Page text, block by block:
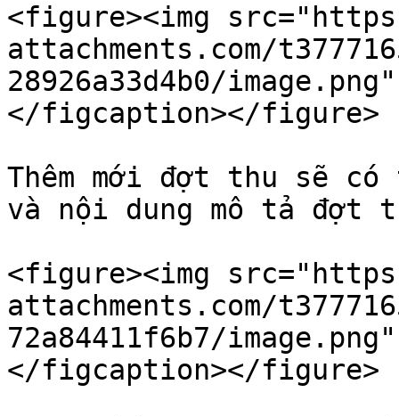
<figure><img
attachments.com/
28926a33d4b0/
</figcaption></figure>
Thêm mới đợt thu sẽ
và nội dung mô tả đợt
<figure><img
attachments.com/
72a84411f6b7/
</figcaption></figure>